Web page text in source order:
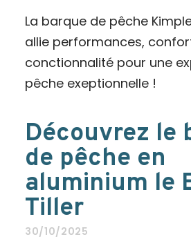
La barque de pêche
allie performances,
conctionnalité pour une
pêche exeptionnelle !
Découvrez le
de pêche en
aluminium le
Tiller
30/10/2025